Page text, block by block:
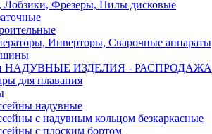
Лобзики, Фрезеры, Пилы дисковые
Инверторы, Сварочные аппараты
НАДУВНЫЕ ИЗДЕЛИЯ - РАСПРОДАЖА
для плавания
надувные
с надувным кольцом безкаркасные
с плоским бортом